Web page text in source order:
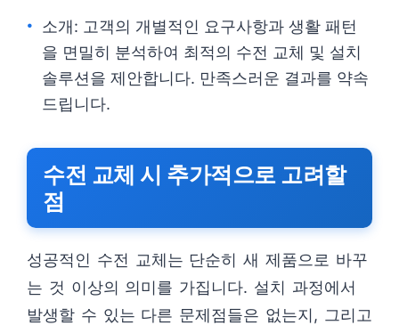
소개: 고객의 개별적인 요구사항과 생활 패턴
을 면밀히 분석하여 최적의 수전 교체 및 설치
솔루션을 제안합니다. 만족스러운 결과를 약속
드립니다.
수전 교체 시 추가적으로 고려할
점
성공적인 수전 교체는 단순히 새 제품으로 바꾸
는 것 이상의 의미를 가집니다. 설치 과정에서
발생할 수 있는 다른 문제점들은 없는지, 그리고